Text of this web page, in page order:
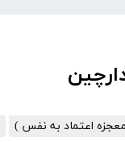
اعتماد به نفس )